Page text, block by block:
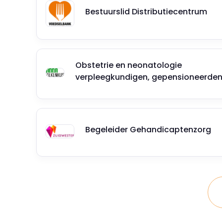
⁠⁠⁠⁠⁠⁠⁠Bestuurslid Distributiecentrum
Obstetrie en neonatologie
verpleegkundigen,
Begeleider Gehandicaptenzorg